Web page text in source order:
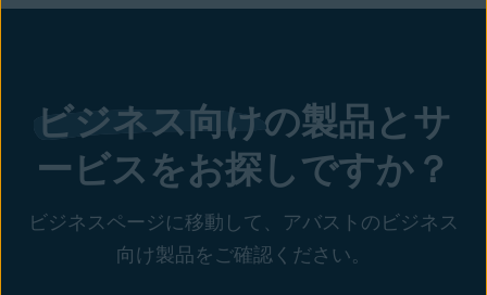
ビジネス向けの製品とサ
ービスをお探しですか？
ビジネスページに移動して、アバストのビジネス
向け製品をご確認ください。